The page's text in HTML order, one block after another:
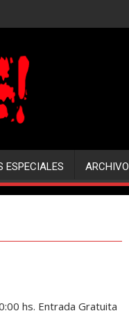
ESPECIALES ARCHIVO
hs. Entrada Gratuita